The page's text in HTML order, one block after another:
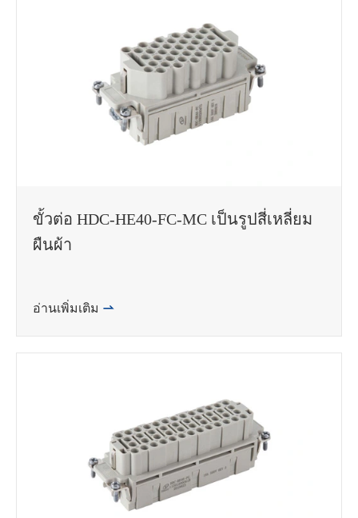
ขั้วต่อ HDC-HE40-FC-MC เป็นรูปสี่เหลี่ยม
ผืนผ้า
อ่านเพิ่มเติม 